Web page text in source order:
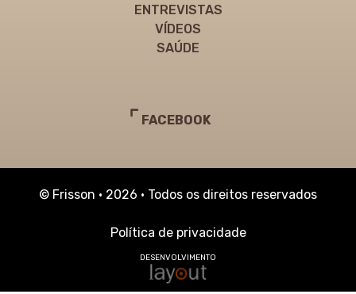
ENTREVISTAS
VÍDEOS
SAÚDE
FACEBOOK
© Frisson • 2026 • Todos os direitos reservados
Política de privacidade
DESENVOLVIMENTO